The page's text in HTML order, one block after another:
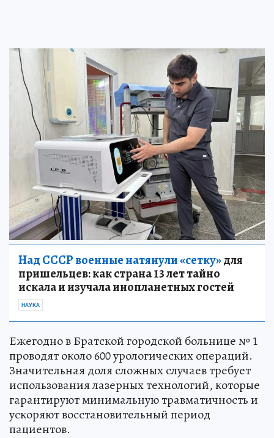
Над СССР военные натянули «сетку»для
пришельцев: как страна 13 лет тайно
искала и изучала инопланетных гостей
НАУКА
Ежегодно в Братской городской больнице № 1
проводят около 600 урологических операций.
Значительная доля сложных случаев требует
использования лазерных технологий, которые
гарантируют минимальную травматичность и
ускоряют восстановительный период
пациентов.